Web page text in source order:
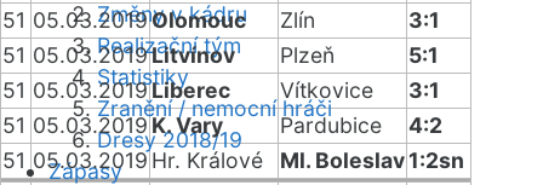
Změny v kádru
Realizační tým
Statistiky
Zranění / nemocní hráči
Dresy 2018/19
Zápasy
51 05.03.2019Olomouc Zlín
3:1
51 05.03.2019Litvínov Plzeň
5:1
51 05.03.2019Liberec Vítkovice
3:1
51 05.03.2019 K. Vary Pardubice
4:2
51 05.03.2019Hr. Králové Ml. Boleslav1:2sn